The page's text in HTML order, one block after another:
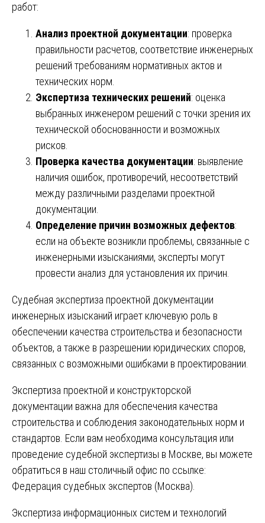
работ:
Анализ проектной документации: проверка
правильности расчетов, соответствие инженерных
решений требованиям нормативных актов и
технических норм.
Экспертиза технических решений: оценка
выбранных инженером решений с точки зрения их
технической обоснованности и возможных
рисков.
Проверка качества документации: выявление
наличия ошибок, противоречий, несоответствий
между различными разделами проектной
документации.
Определение причин возможных дефектов:
если на объекте возникли проблемы, связанные с
инженерными изысканиями, эксперты могут
провести анализ для установления их причин.
Судебная экспертиза проектной документации
инженерных изысканий играет ключевую роль в
обеспечении качества строительства и безопасности
объектов, а также в разрешении юридических споров,
связанных с возможными ошибками в проектировании.
Экспертиза проектной и конструкторской
документации важна для обеспечения качества
строительства и соблюдения законодательных норм и
стандартов. Если вам необходима консультация или
проведение судебной экспертизы в Москве, вы можете
обратиться в наш столичный офис по ссылке:
Федерация судебных экспертов (Москва)
Навигация
Экспертиза информационных систем и технологий